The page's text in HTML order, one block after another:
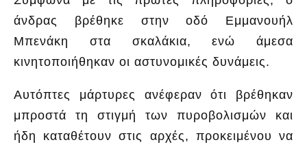
άνδρας βρέθηκε στην οδό Εμμανουήλ
Μπενάκη στα σκαλάκια, ενώ άμεσα
κινητοποιήθηκαν οι αστυνομικές δυνάμεις.
Αυτόπτες μάρτυρες ανέφεραν ότι βρέθηκαν
μπροστά τη στιγμή των πυροβολισμών και
ήδη καταθέτουν στις αρχές, προκειμένου να